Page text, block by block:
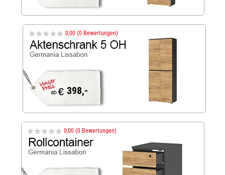
0,00 (0 Bewertungen)
398,-
0,00 (0 Bewertungen)